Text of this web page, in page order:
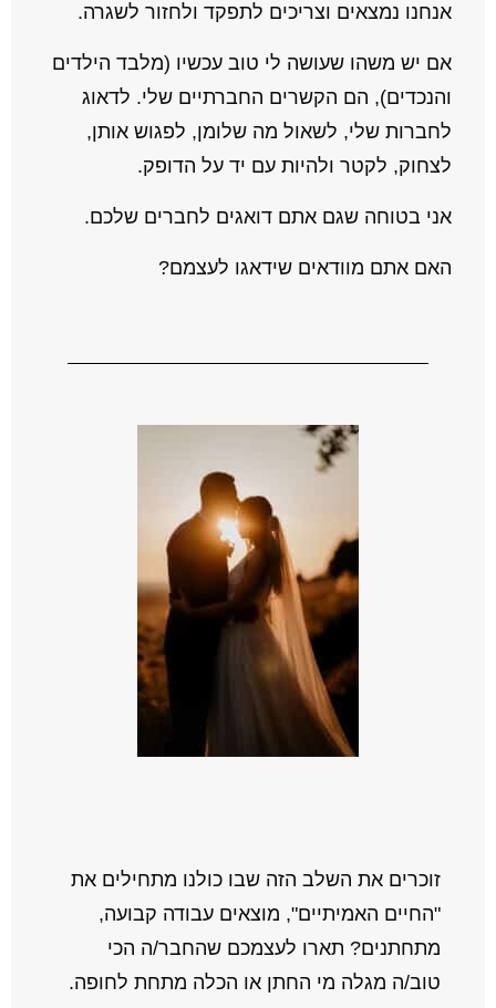
אנחנו נמצאים וצריכים לתפקד ולחזור לשגרה.
אם יש משהו שעושה לי טוב עכשיו (מלבד הילדים
והנכדים), הם הקשרים החברתיים שלי. לדאוג
לחברות שלי, לשאול מה שלומן, לפגוש אותן,
לצחוק, לקטר ולהיות עם יד על הדופק.
אני בטוחה שגם אתם דואגים לחברים שלכם.
האם אתם מוודאים שידאגו לעצמם?
זוכרים את השלב הזה שבו כולנו מתחילים את
"החיים האמיתיים", מוצאים עבודה קבועה,
מתחתנים? תארו לעצמכם שהחבר/ה הכי
טוב/ה מגלה מי החתן או הכלה מתחת לחופה.